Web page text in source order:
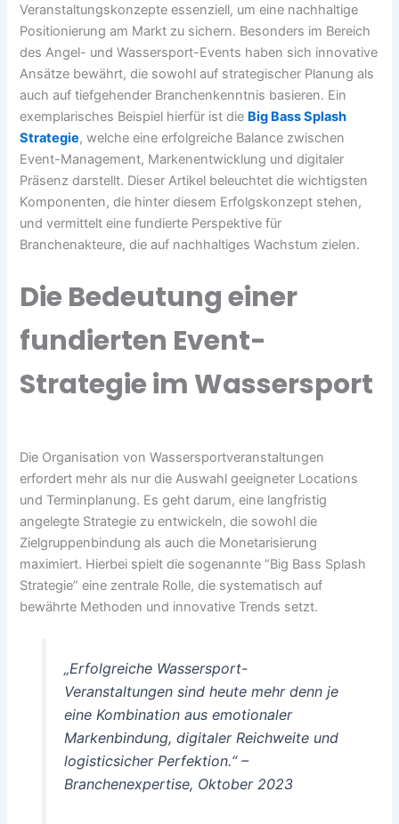
Veranstaltungskonzepte essenziell, um eine nachhaltige
Positionierung am Markt zu sichern. Besonders im Bereich
des Angel- und Wassersport-Events haben sich innovative
Ansätze bewährt, die sowohl auf strategischer Planung als
auch auf tiefgehender Branchenkenntnis basieren. Ein
exemplarisches Beispiel hierfür ist die Big Bass Splash
Strategie, welche eine erfolgreiche Balance zwischen
Event-Management, Markenentwicklung und digitaler
Präsenz darstellt. Dieser Artikel beleuchtet die wichtigsten
Komponenten, die hinter diesem Erfolgskonzept stehen,
und vermittelt eine fundierte Perspektive für
Branchenakteure, die auf nachhaltiges Wachstum zielen.
Die Bedeutung einer
fundierten Event-
Strategie im Wassersport
Die Organisation von Wassersportveranstaltungen
erfordert mehr als nur die Auswahl geeigneter Locations
und Terminplanung. Es geht darum, eine langfristig
angelegte Strategie zu entwickeln, die sowohl die
Zielgruppenbindung als auch die Monetarisierung
maximiert. Hierbei spielt die sogenannte “Big Bass Splash
Strategie” eine zentrale Rolle, die systematisch auf
bewährte Methoden und innovative Trends setzt.
„Erfolgreiche Wassersport-
Veranstaltungen sind heute mehr denn je
eine Kombination aus emotionaler
Markenbindung, digitaler Reichweite und
logisticsicher Perfektion.“ –
Branchenexpertise, Oktober 2023